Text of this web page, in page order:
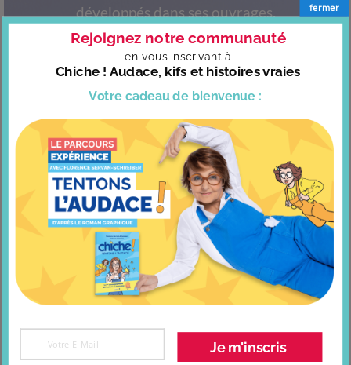
développés dans ses ouvrages.
Voir toutes les conférences
À LIRE AUSSI
Votre cadeaude bienvenue :
Rejoignez notre communauté
en vous inscrivant à
Chiche ! Audace, kifs et histoires vraies
Je m'inscris
fermer